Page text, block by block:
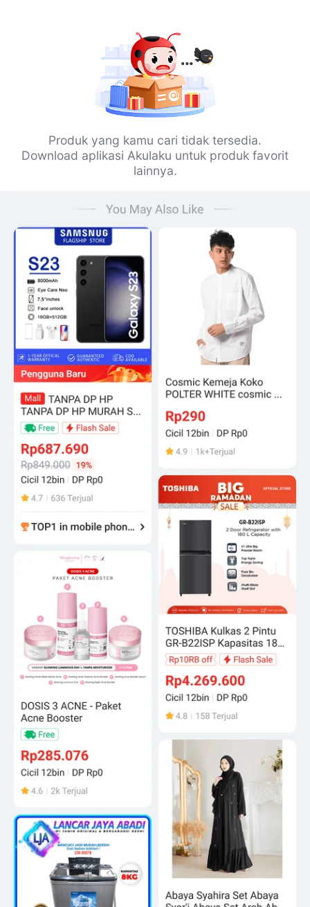
Produk yang kamu cari tidak tersedia.
Download aplikasi Akulaku untuk produk favorit
lainnya.